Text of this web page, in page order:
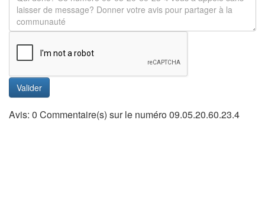
Valider
Avis: 0 Commentaire(s) sur le numéro 09.05.20.60.23.4